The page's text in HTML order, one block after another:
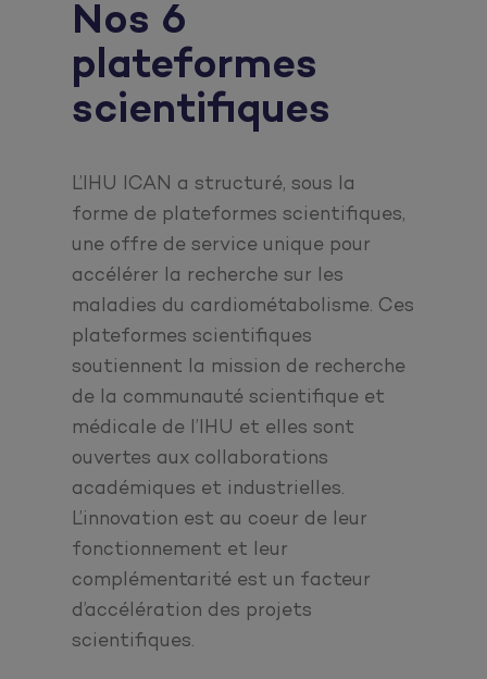
Nos 6
plateformes
scientifiques
L’IHU ICAN a structuré, sous la
forme de plateformes scientifiques,
une offre de service unique pour
accélérer la recherche sur les
maladies du cardiométabolisme. Ces
plateformes scientifiques
soutiennent la mission de recherche
de la communauté scientifique et
médicale de l’IHU et elles sont
ouvertes aux collaborations
académiques et industrielles.
L’innovation est au coeur de leur
fonctionnement et leur
complémentarité est un facteur
d’accélération des projets
scientifiques.